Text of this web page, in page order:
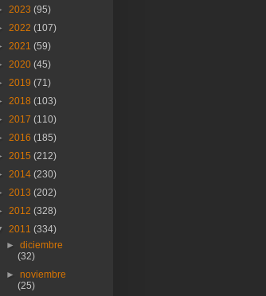
2023 (95)
2022 (107)
2021 (59)
2020 (45)
2019 (71)
2018 (103)
2017 (110)
2016 (185)
2015 (212)
2014 (230)
2013 (202)
2012 (328)
2011 (334)
►diciembre
(32)
►noviembre
(25)